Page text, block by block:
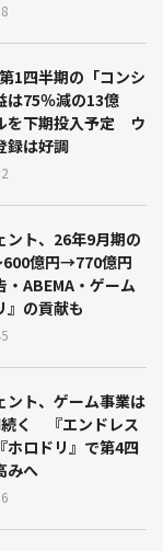
1四半期の「コンシ
は75％減の13億
を下期投入予定 ウ
録は好調
ント、26年9月期の
600億円→770億円
ABEMA・ゲーム
の貢献も
ント、ゲーム事業は
く 『エンドレス
ホロドリ』で第4四
みへ